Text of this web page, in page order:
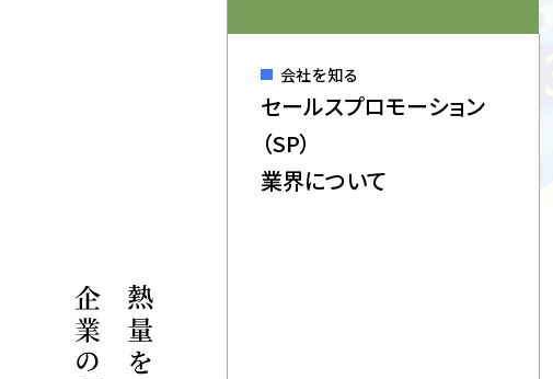
Corporate Site
会社を知る
セールスプロモーション
（SP）
業界について